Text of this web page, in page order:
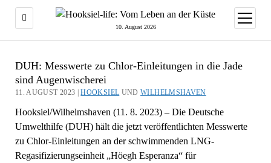
10. August 2026
Menü
öffnen
DUH: Messwerte zu Chlor-Einleitungen in die Jade
sind Augenwischerei
11. AUGUST 2023 |HOOKSIEL UNDWILHELMSHAVEN
Hooksiel/Wilhelmshaven (11. 8. 2023) – Die Deutsche
Umwelthilfe (DUH) hält die jetzt veröffentlichten Messwerte
zu Chlor-Einleitungen an der schwimmenden LNG-
Regasifizierungseinheit „Höegh Esperanza“ für